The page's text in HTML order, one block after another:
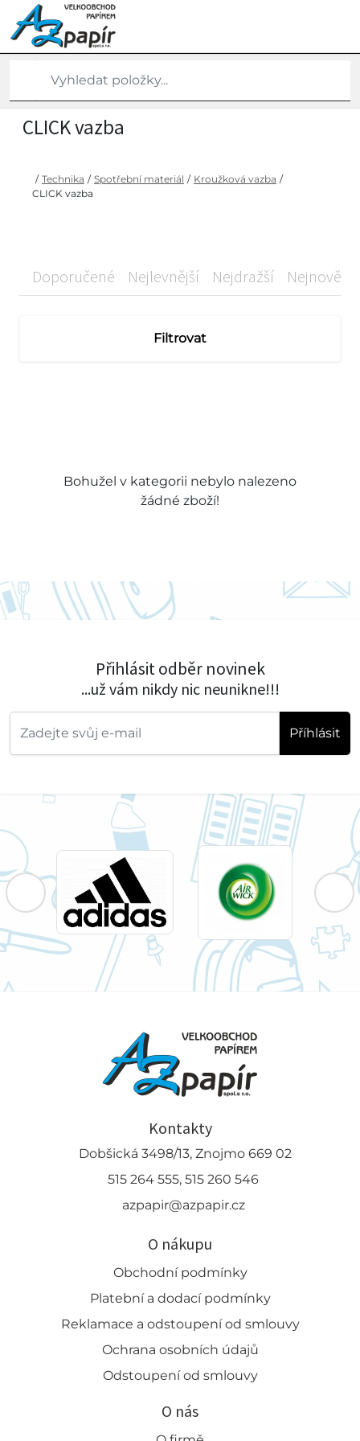
CLICK vazba
/ Technika / Spotřební materiál / Kroužková vazba /
CLICK vazba
Doporučené Nejlevnější Nejdražší Nejnovější
Filtrovat
Bohužel v kategorii nebylo nalezeno
žádné zboží!
Přihlásit odběr novinek
...už vám nikdy nic neunikne!!!
Příhlásit
Kontakty
Dobšická 3498/13, Znojmo 669 02
515 264 555, 515 260 546
azpapir@azpapir.cz
O nákupu
Obchodní podmínky
Platební a dodací podmínky
Reklamace a odstoupení od smlouvy
Ochrana osobních údajů
Odstoupení od smlouvy
O nás